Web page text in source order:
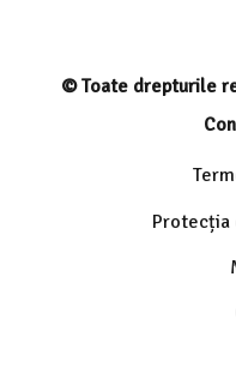
© Toate drepturile
Protecția